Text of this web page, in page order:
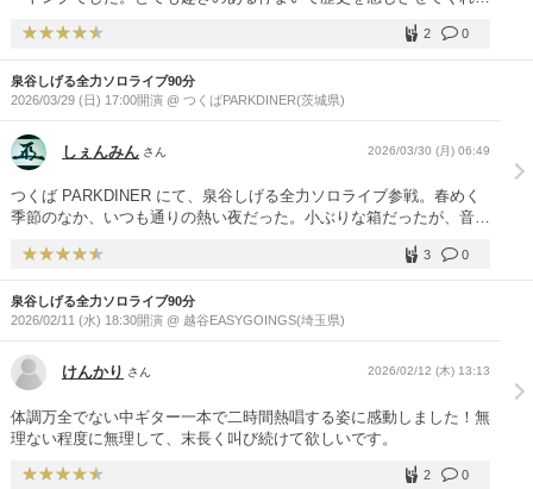
活で熱い叫びを堪能しました。念願の「春のからっ風」を間近で聴く
ことができ、感動でした。少しずつでもセトリをチェンジしてくれる
のが楽しみです。
0
2
泉谷しげる全力ソロライブ90分
2026/03/29 (日) 17:00開演 @ つくばPARKDINER(茨城県)
しぇんみん さん 2026/03/30 (月) 06:49
つくば PARKDINER にて、泉谷しげる全力ソロライブ参戦。春めく
季節のなか、いつも通りの熱い夜だった。小ぶりな箱だったが、音は
は、春を感じる季節にぴったりで良いね。ソロでもまだまだ行ける
ぜ。さあ、次のライブへ。
0
3
泉谷しげる全力ソロライブ90分
2026/02/11 (水) 18:30開演 @ 越谷EASYGOINGS(埼玉県)
けんかり さん 2026/02/12 (木) 13:13
体調万全でない中ギター一本で二時間熱唱する姿に感動しました！無
理ない程度に無理して、末長く叫び続けて欲しいです。
0
2